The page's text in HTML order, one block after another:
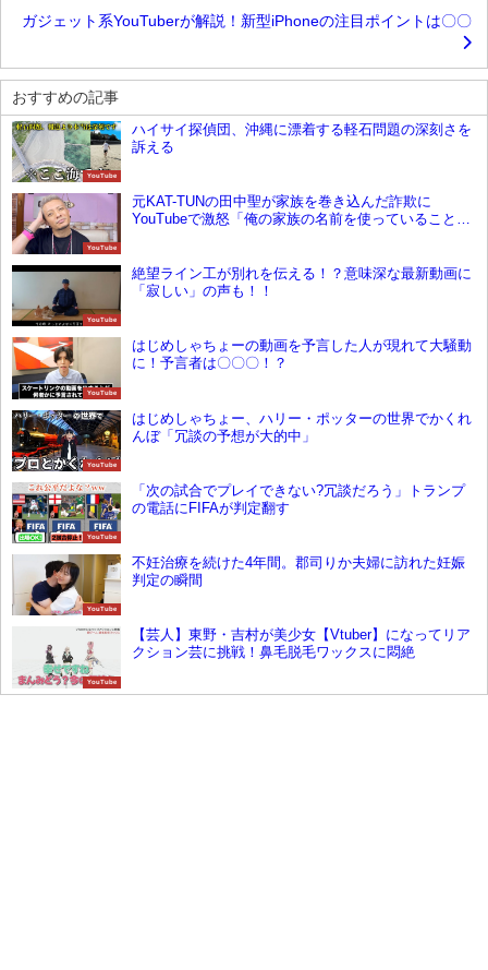
ガジェット系YouTuberが解説！新型iPhoneの注目ポイントは〇〇
おすすめの記事
YouTube
ハイサイ探偵団、沖縄に漂着する軽石問題の深刻さを
訴える
YouTube
元KAT-TUNの田中聖が家族を巻き込んだ詐欺に
YouTubeで激怒「俺の家族の名前を使っていることが
YouTube
絶望ライン工が別れを伝える！？意味深な最新動画に
「寂しい」の声も！！
YouTube
はじめしゃちょーの動画を予言した人が現れて大騒動
に！予言者は〇〇〇！？
YouTube
はじめしゃちょー、ハリー・ポッターの世界でかくれ
んぼ「冗談の予想が大的中」
YouTube
「次の試合でプレイできない?冗談だろう」トランプ
の電話にFIFAが判定翻す
YouTube
不妊治療を続けた4年間。郡司りか夫婦に訪れた妊娠
判定の瞬間
YouTube
【芸人】東野・吉村が美少女【Vtuber】になってリア
クション芸に挑戦！鼻毛脱毛ワックスに悶絶